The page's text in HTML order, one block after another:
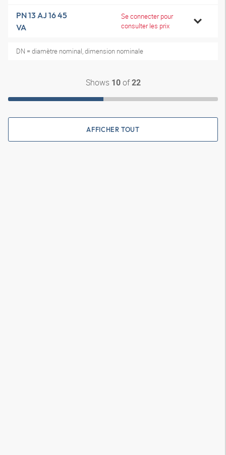
PN 13 AJ 16 45
VA
Se connecter pour
consulter les prix
DN = diamètre nominal, dimension nominale
Shows 10of22
AFFICHER TOUT